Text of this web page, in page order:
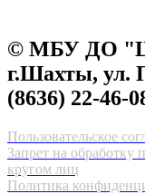
© МБУ ДО
г.Шахты, ул.
(8636) 22-46-
Пользовательское
Запрет на
кругом лиц
Политика